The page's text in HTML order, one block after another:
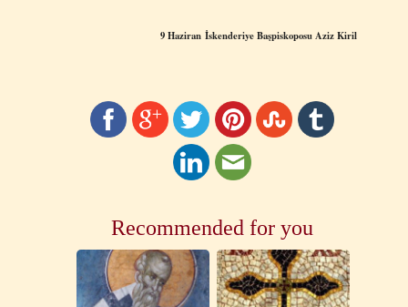
9 Haziran İskenderiye Başpiskoposu Aziz Kiril
Recommended for you